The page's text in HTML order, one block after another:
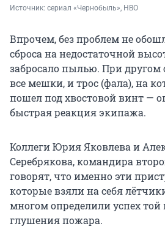
Источник: сериал «Чернобыль», HBO
Впрочем, без проблем не
сброса на недостаточной
забросало пылью. При другом
все мешки, и трос (фала), на
пошел под хвостовой винт —
быстрая реакция экипажа.
Коллеги Юрия Яковлева и
Серебрякова, командира
говорят, что именно эти
которые взяли на себя
многом определили успех
глушения пожара.